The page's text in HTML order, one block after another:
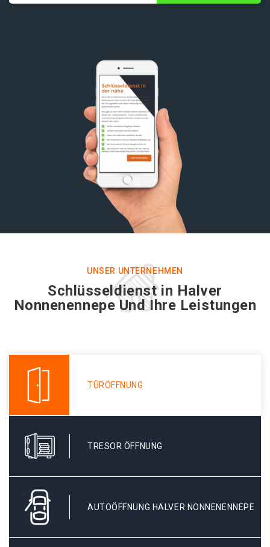
UNSER UNTERNEHMEN
Schlüsseldienst in Halver
Nonnenennepe Und Ihre Leistungen
TÜRÖFFNUNG
TRESOR ÖFFNUNG
AUTOÖFFNUNG HALVER NONNENENNEPE